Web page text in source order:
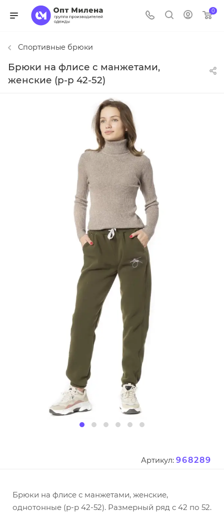
0
Спортивные брюки
Брюки на флисе с манжетами,
женские (р-р 42-52)
Артикул: 968289
Брюки на флисе с манжетами, женские,
однотонные (р-р 42-52). Размерный ряд с 42 по 52.